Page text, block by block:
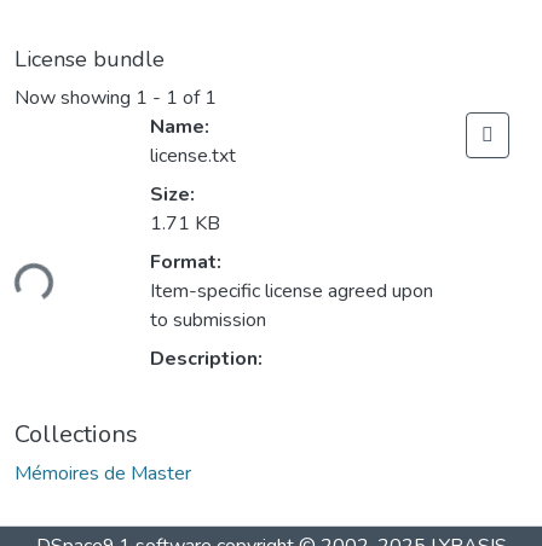
License bundle
Now showing 1 - 1 of 1
Name:
license.txt
Size:
1.71 KB
Format:
Item-specific license agreed upon
to submission
Description:
Collections
Mémoires de Master